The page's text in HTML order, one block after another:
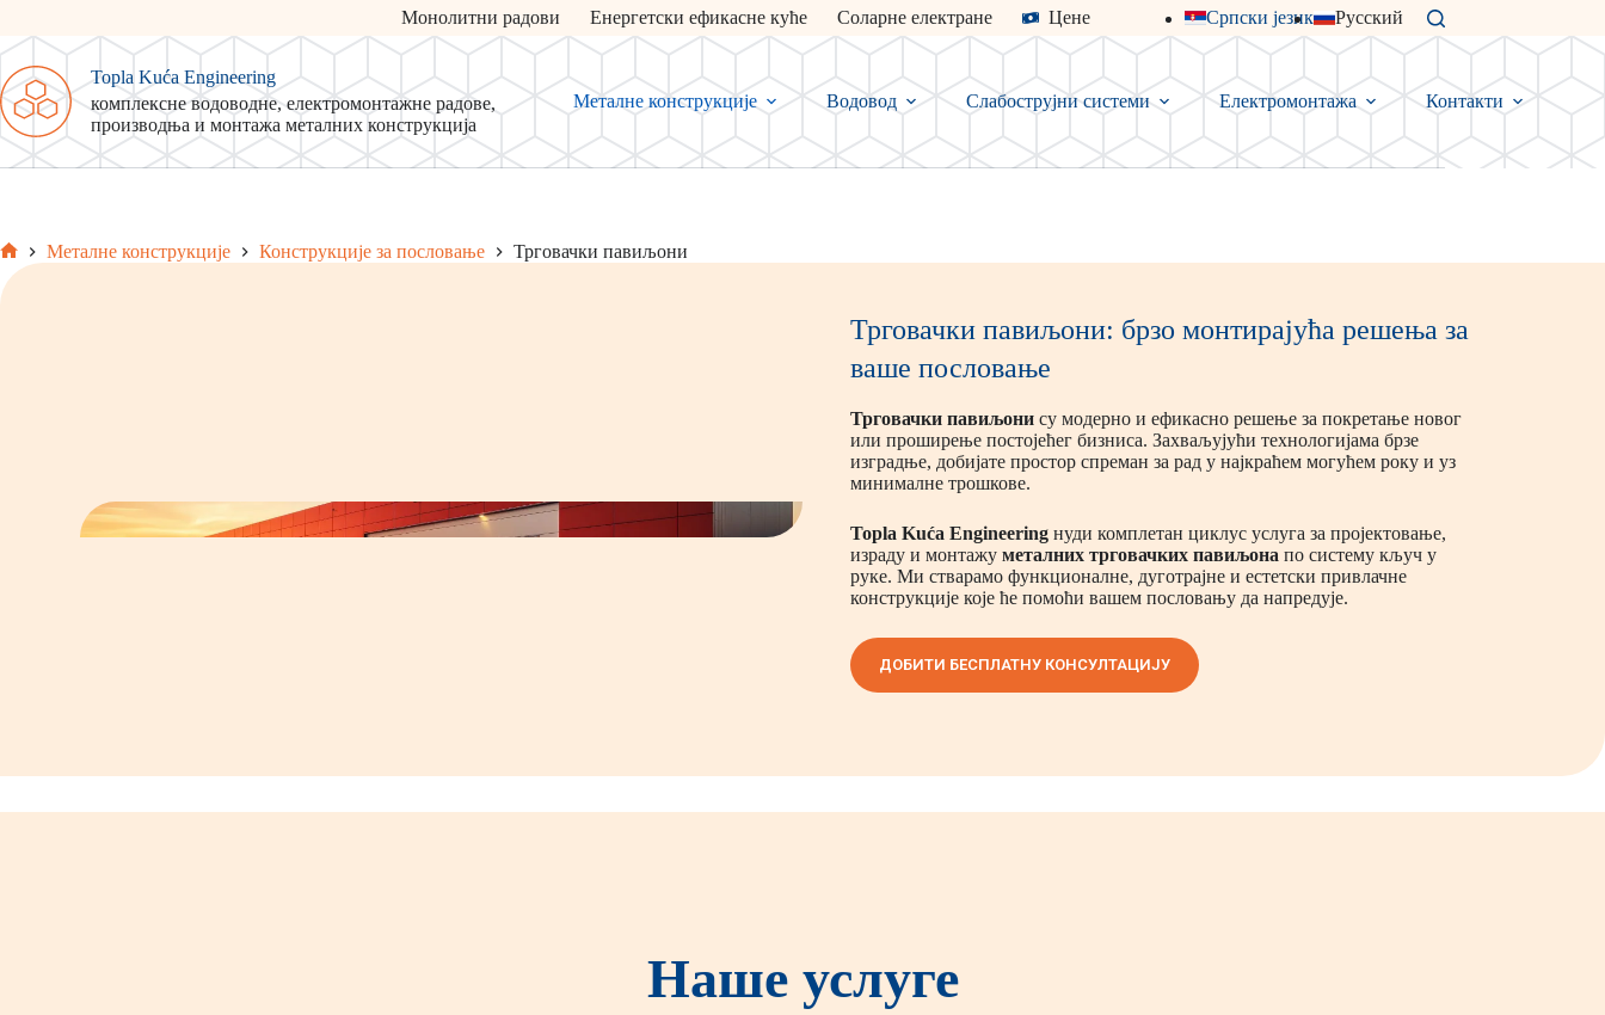
content
Монолитни радови Енергетски ефикасне куће Соларне електране Цене Српски језик Русский
Topla Kuća Engineering
комплексне водоводне, електромонтажне радове,
производња и монтажа металних конструкција
Металне конструкције Водовод Слабострујни системи Електромонтажа Контакти
Home
Металне конструкције Конструкције за пословање Трговачки павиљони
Трговачки павиљони: брзо монтирајућа решења за
ваше пословање
Трговачки павиљони су модерно и ефикасно решење за покретање новог
или проширење постојећег бизниса. Захваљујући технологијама брзе
изградње, добијате простор спреман за рад у најкраћем могућем року и уз
минималне трошкове.
Topla Kuća Engineering нуди комплетан циклус услуга за пројектовање,
израду и монтажу металних трговачких павиљона по систему кључ у
руке. Ми стварамо функционалне, дуготрајне и естетски привлачне
конструкције које ће помоћи вашем пословању да напредује.
ДОБИТИ БЕСПЛАТНУ КОНСУЛТАЦИЈУ
Наше услуге